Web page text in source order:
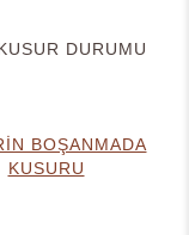
DURUMU
BOŞANMADA
KUSURU